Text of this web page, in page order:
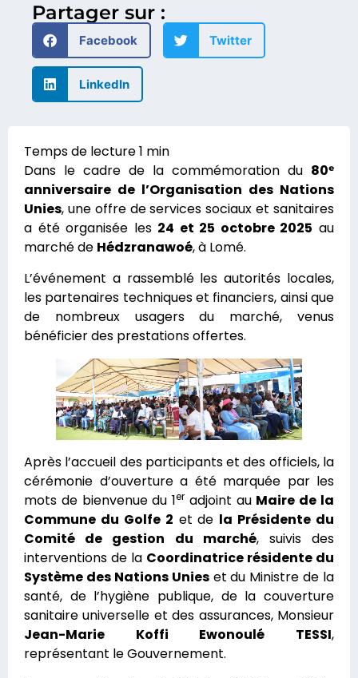
Partager sur :
Facebook Twitter
LinkedIn
Dans le cadre de la commémoration du 80ᵉ
anniversaire de l’Organisation des Nations
Unies, une offre de services sociaux et sanitaires
a été organisée les 24 et 25 octobre 2025 au
marché de Hédzranawoé, à Lomé.
L’événement a rassemblé les autorités locales,
les partenaires techniques et financiers, ainsi que
de nombreux usagers du marché, venus
bénéficier des prestations offertes.
Après l’accueil des participants et des officiels, la
cérémonie d’ouverture a été marquée par les
mots de bienvenue du 1er adjoint au Maire de la
Commune du Golfe 2 et de la Présidente du
Comité de gestion du marché, suivis des
interventions de la Coordinatrice résidente du
Système des Nations Unieset du Ministre de la
santé, de l’hygiène publique, de la couverture
sanitaire universelle et des assurances, Monsieur
Jean-Marie Koffi Ewonoulé TESSI,
représentant le Gouvernement.